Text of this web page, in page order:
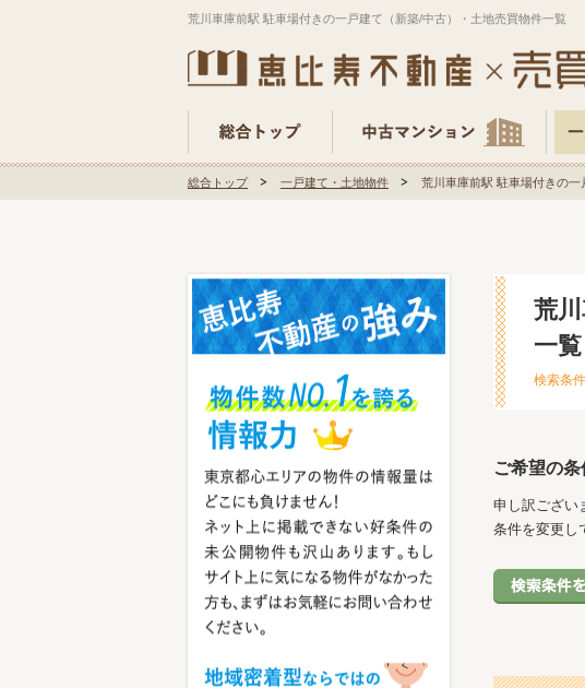
荒川車庫前駅 駐車場付きの一戸建て（新築/中古）・土地売買物件一覧
総合トップ 一戸建て・土地物件 荒川車庫前駅 駐車場付きの
荒
一覧
検索条件
ご希望の
申し訳ござい
条件を変更し